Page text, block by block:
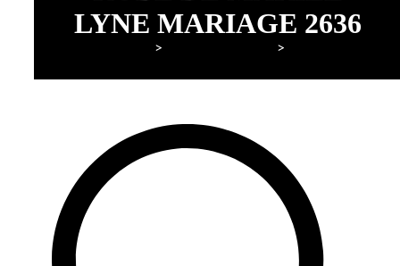
LYNE MARIAGE 2636